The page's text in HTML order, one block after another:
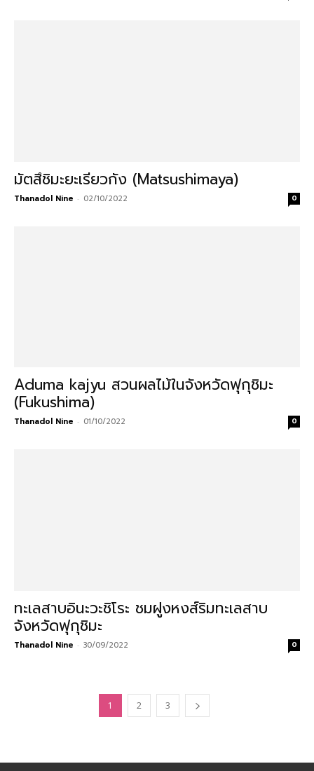
มัตสึชิมะยะเรียวกัง (Matsushimaya)
Thanadol Nine - 02/10/2022 0
Aduma kajyu สวนผลไม้ในจังหวัดฟุกุชิมะ
(Fukushima)
Thanadol Nine - 01/10/2022 0
ทะเลสาบอินะวะชิโระ ชมฝูงหงส์ริมทะเลสาบ
จังหวัดฟุกุชิมะ
Thanadol Nine - 30/09/2022 0
1 2 3